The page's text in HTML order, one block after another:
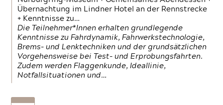
Übernachtung im Lindner Hotel an der Rennstrecke
+ Kenntnisse zu…
Die Teilnehmer*Innen erhalten grundlegende
Kenntnisse zu Fahrdynamik, Fahrwerkstechnologie,
Brems- und Lenktechniken und der grundsätzlichen
Vorgehensweise bei Test- und Erprobungsfahrten.
Zudem werden Flaggenkunde, Ideallinie,
Notfallsituationen und…